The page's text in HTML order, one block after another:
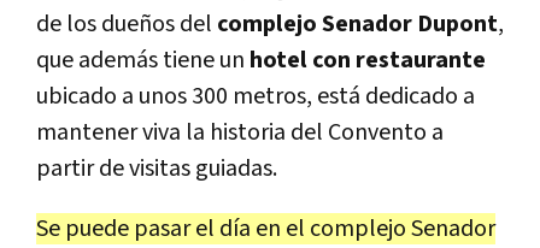
de los dueños del complejo Senador Dupont,
que además tiene un hotel con restaurante
ubicado a unos 300 metros, está dedicado a
mantener viva la historia del Convento a
partir de visitas guiadas.
Se puede pasar el día en el complejo Senador